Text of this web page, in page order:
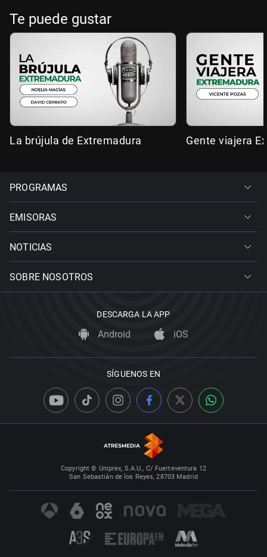
Te puede gustar
La brújula de Extremadura Gente viajera
PROGRAMAS
EMISORAS
NOTICIAS
SOBRE NOSOTROS
DESCARGA LA APP
Android iOS
SÍGUENOS EN
Copyright © Uniprex, S.A.U., C/ Fuerteventura 12
San Sebastián de los Reyes, 28703 Madrid